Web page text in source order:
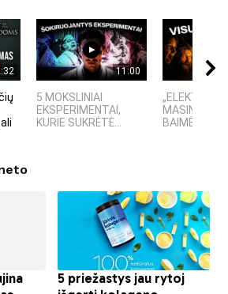
11:00
5 MOKSLINIAI
EKSPERIMENTAI,
KURIE SUKRĖTĖ...
„ELEKTROS
MASINĖ
BAIMĖS